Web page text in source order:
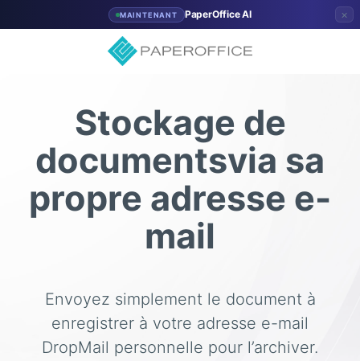
MAINTENANT PaperOffice AI ×
Stockage de
documentsvia sa
propre adresse e-
mail
Envoyez simplement le document à
enregistrer à votre adresse e-mail
DropMail personnelle pour l’archiver.